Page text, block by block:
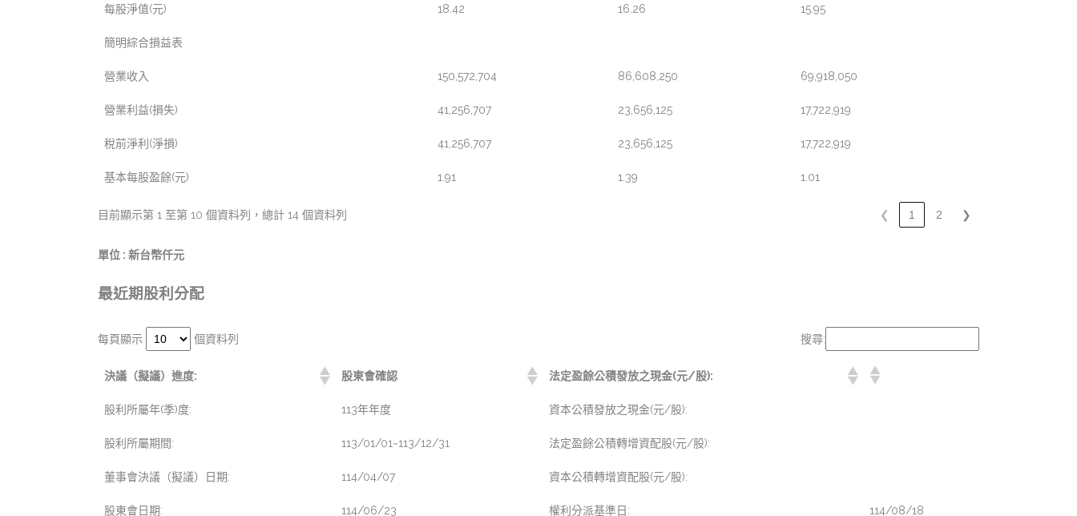
每股淨值(元) 18.42 16.26 15.95
簡明綜合損益表
營業收入 150,572,704 86,608,250 69,918,050
營業利益(損失) 41,256,707 23,656,125 17,722,919
稅前淨利(淨損) 41,256,707 23,656,125 17,722,919
基本每股盈餘(元) 1.91 1.39 1.01
目前顯示第 1 至第 10 個資料列，總計 14 個資料列 ❮ 1 2 ❯
單位 : 新台幣仟元
最近期股利分配
每頁顯示 個資料列 搜尋:
決議（擬議）進度: 股東會確認 法定盈餘公積發放之現金(元/股):
股利所屬年(季)度: 113年年度 資本公積發放之現金(元/股):
股利所屬期間: 113/01/01~113/12/31 法定盈餘公積轉增資配股(元/股):
董事會決議（擬議）日期: 114/04/07 資本公積轉增資配股(元/股):
股東會日期: 114/06/23 權利分派基準日: 114/08/18